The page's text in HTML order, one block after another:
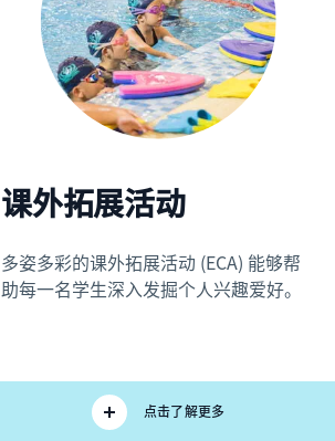
课外拓展活动
多姿多彩的课外拓展活动 (ECA) 能够帮
助每一名学生深入发掘个人兴趣爱好。
点击了解更多